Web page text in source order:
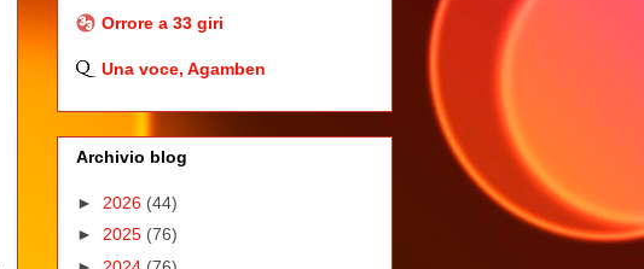
Orrore a 33 giri
Una voce, Agamben
Archivio blog
► 2026 (44)
► 2025 (76)